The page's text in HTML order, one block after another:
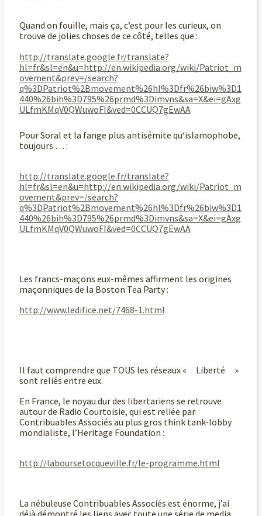
Quand on fouille, mais ça, c’est pour les curieux, on
trouve de jolies choses de ce côté, telles que :
http://translate.google.fr/translate?
hl=fr&sl=en&u=http://en.wikipedia.org/wiki/Patriot_m
ovement&prev=/search?
q%3DPatriot%2Bmovement%26hl%3Dfr%26biw%3D1
440%26bih%3D795%26prmd%3Dimvns&sa=X&ei=gAxg
ULfmKMqV0QWuwoFI&ved=0CCUQ7gEwAA
Pour Soral et la fange plus antisémite qu‘islamophobe,
toujours … :
http://translate.google.fr/translate?
hl=fr&sl=en&u=http://en.wikipedia.org/wiki/Patriot_m
ovement&prev=/search?
q%3DPatriot%2Bmovement%26hl%3Dfr%26biw%3D1
440%26bih%3D795%26prmd%3Dimvns&sa=X&ei=gAxg
ULfmKMqV0QWuwoFI&ved=0CCUQ7gEwAA
Les francs-maçons eux-mêmes affirment les origines
maçonniques de la Boston Tea Party :
http://www.ledifice.net/7468-1.html
Il faut comprendre que TOUS les réseaux « Liberté »
sont reliés entre eux.
En France, le noyau dur des libertariens se retrouve
autour de Radio Courtoisie, qui est reliée par
Contribuables Associés au plus gros think tank-lobby
mondialiste, l’Heritage Foundation :
http://laboursetocqueville.fr/le-programme.html
La nébuleuse Contribuables Associés est énorme, j’ai
déjà démontré les liens avec toute une série de media